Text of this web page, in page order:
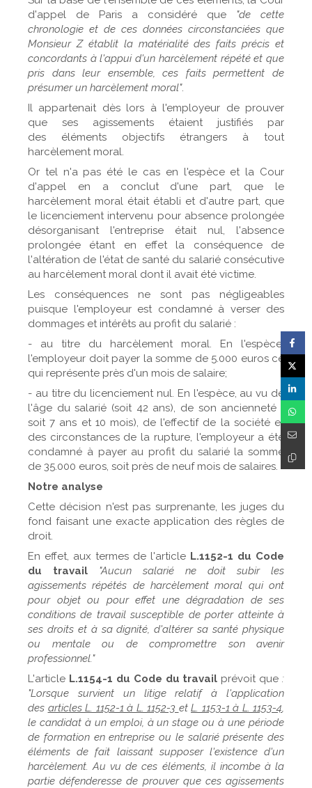
d'appel de Paris a considéré que "de cette
chronologie et de ces données circonstanciées que
Monsieur Z établit la matérialité des faits précis et
concordants à l'appui d'un harcèlement répété et que
pris dans leur ensemble, ces faits permettent de
présumer un harcèlement moral".
Il appartenait dès lors à l'employeur de prouver
que ses agissements étaient justifiés par
des éléments objectifs étrangers à tout
harcèlement moral.
Or tel n'a pas été le cas en l'espèce et la Cour
d'appel en a conclut d'une part, que le
harcèlement moral était établi et d'autre part, que
le licenciement intervenu pour absence prolongée
désorganisant l'entreprise était nul, l'absence
prolongée étant en effet la conséquence de
l'altération de l'état de santé du salarié consécutive
au harcèlement moral dont il avait été victime.
Les conséquences ne sont pas négligeables
puisque l'employeur est condamné à verser des
dommages et intérêts au profit du salarié :
- au titre du harcèlement moral. En l'espèce,
l'employeur doit payer la somme de 5.000 euros ce
qui représente près d'un mois de salaire;
- au titre du licenciement nul. En l'espèce, au vu de
l'âge du salarié (soit 42 ans), de son ancienneté (
soit 7 ans et 10 mois), de l'effectif de la société et
des circonstances de la rupture, l'employeur a été
condamné à payer au profit du salarié la somme
de 35.000 euros, soit près de neuf mois de salaires.
Notre analyse
Cette décision n'est pas surprenante, les juges du
fond faisant une exacte application des règles de
droit.
En effet, aux termes de l'article L.1152-1 du Code
du travail
"Aucun salarié ne doit subir les
agissements répétés de harcèlement moral qui ont
pour objet ou pour effet une dégradation de ses
conditions de travail susceptible de porter atteinte à
ses droits et à sa dignité, d'altérer sa santé physique
ou mentale ou de compromettre son avenir
professionnel."
L'article L.1154-1 du Code du travail prévoit que :
"Lorsque survient un litige relatif à l'application
des articles L. 1152-1 à L. 1152-3 et L. 1153-1 à L. 1153-4
le candidat à un emploi, à un stage ou à une période
de formation en entreprise ou le salarié présente des
éléments de fait laissant supposer l'existence d'un
harcèlement. Au vu de ces éléments, il incombe à la
partie défenderesse de prouver que ces agissements